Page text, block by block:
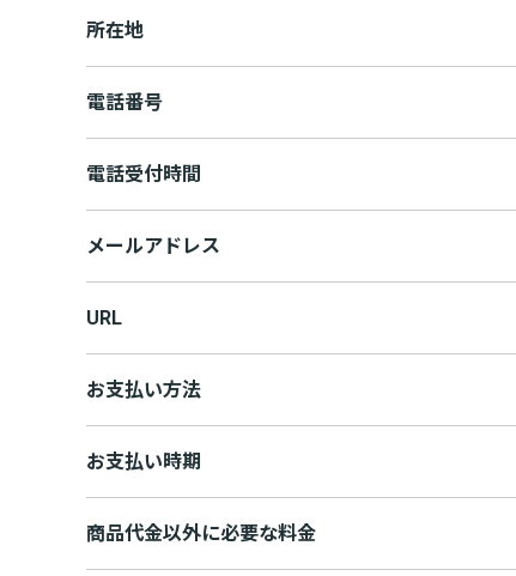
所在地
電話番号
電話受付時間
メールアドレス
URL
お支払い方法
お支払い時期
商品代金以外に必要な料金